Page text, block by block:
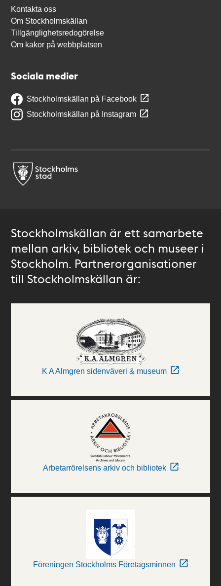
Kontakta oss
Om Stockholmskällan
Tillgänglighetsredogörelse
Om kakor på webbplatsen
Sociala medier
Stockholmskällan på Facebook
Stockholmskällan på Instagram
Stockholmskällan är ett samarbete
mellan arkiv, bibliotek och museer i
Stockholm. Partnerorganisationer
till Stockholmskällan är:
K A Almgren sidenväveri & museum
Arbetarrörelsens arkiv och bibliotek
Föreningen Stockholms Företagsminnen